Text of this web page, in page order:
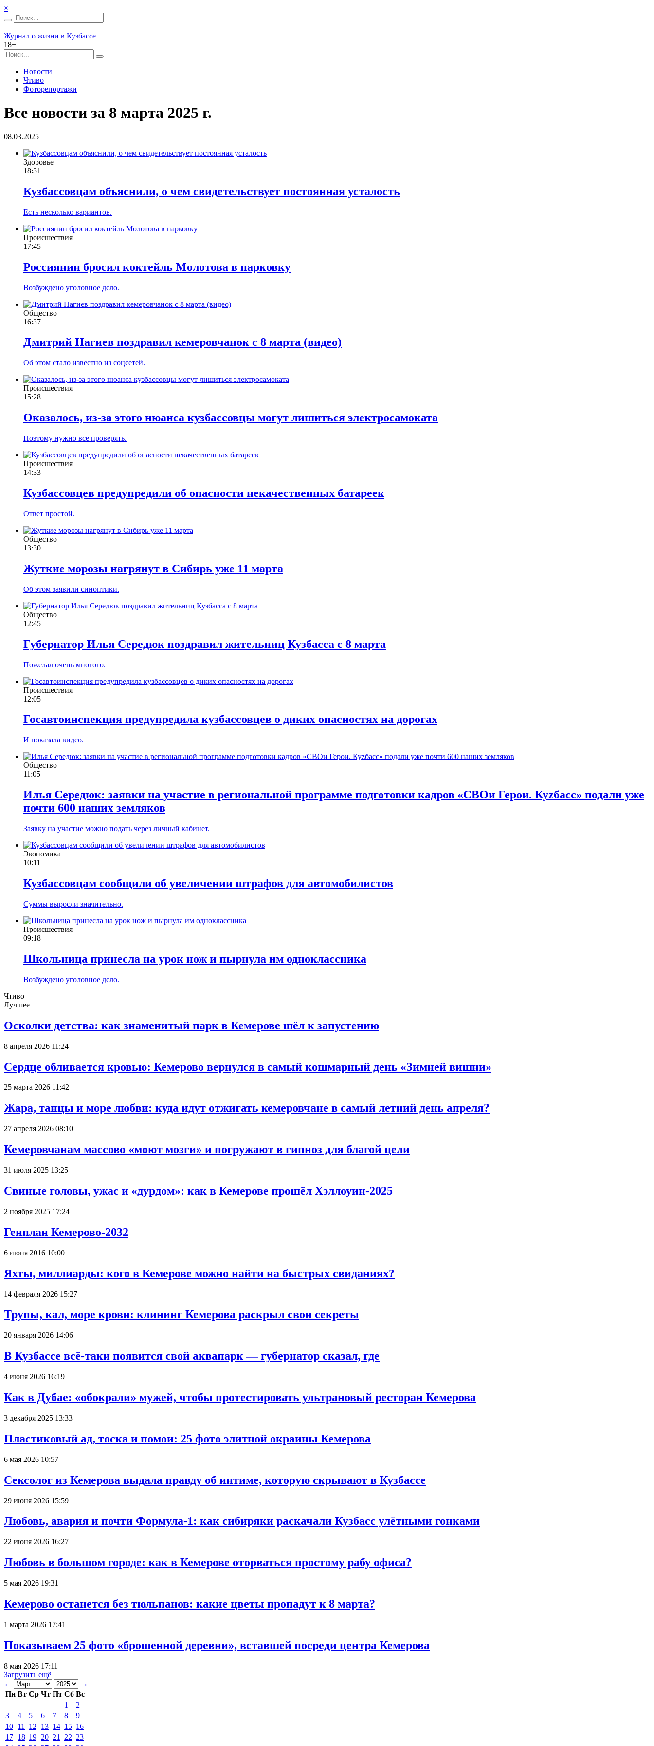
×
Журнал о жизни в Кузбассе
18+
Новости
Чтиво
Фоторепортажи
Все новости за 8 марта 2025 г.
08.03.2025
Здоровье
18:31
Кузбассовцам объяснили, о чем свидетельствует постоянная усталость
Есть несколько вариантов.
Происшествия
17:45
Россиянин бросил коктейль Молотова в парковку
Возбуждено уголовное дело.
Общество
16:37
Дмитрий Нагиев поздравил кемеровчанок с 8 марта (видео)
Об этом стало известно из соцсетей.
Происшествия
15:28
Оказалось, из-за этого нюанса кузбассовцы могут лишиться электросамоката
Поэтому нужно все проверять.
Происшествия
14:33
Кузбассовцев предупредили об опасности некачественных батареек
Ответ простой.
Общество
13:30
Жуткие морозы нагрянут в Сибирь уже 11 марта
Об этом заявили синоптики.
Общество
12:45
Губернатор Илья Середюк поздравил жительниц Кузбасса с 8 марта
Пожелал очень многого.
Происшествия
12:05
Госавтоинспекция предупредила кузбассовцев о диких опасностях на дорогах
И показала видео.
Общество
11:05
Илья Середюк: заявки на участие в региональной программе подготовки кадров «СВОи Герои. Куzбасс» подали уже
почти 600 наших земляков
Заявку на участие можно подать через личный кабинет.
Экономика
10:11
Кузбассовцам сообщили об увеличении штрафов для автомобилистов
Суммы выросли значительно.
Происшествия
09:18
Школьница принесла на урок нож и пырнула им одноклассника
Возбуждено уголовное дело.
Чтиво
Лучшее
Осколки детства: как знаменитый парк в Кемерове шёл к запустению
8 апреля 2026 11:24
Сердце обливается кровью: Кемерово вернулся в самый кошмарный день «Зимней вишни»
25 марта 2026 11:42
Жара, танцы и море любви: куда идут отжигать кемеровчане в самый летний день апреля?
27 апреля 2026 08:10
Кемеровчанам массово «моют мозги» и погружают в гипноз для благой цели
31 июля 2025 13:25
Свиные головы, ужас и «дурдом»: как в Кемерове прошёл Хэллоуин-2025
2 ноября 2025 17:24
Генплан Кемерово-2032
6 июня 2016 10:00
Яхты, миллиарды: кого в Кемерове можно найти на быстрых свиданиях?
14 февраля 2026 15:27
Трупы, кал, море крови: клининг Кемерова раскрыл свои секреты
20 января 2026 14:06
В Кузбассе всё-таки появится свой аквапарк — губернатор сказал, где
4 июня 2026 16:19
Как в Дубае: «обокрали» мужей, чтобы протестировать ультрановый ресторан Кемерова
3 декабря 2025 13:33
Пластиковый ад, тоска и помои: 25 фото элитной окраины Кемерова
6 мая 2026 10:57
Сексолог из Кемерова выдала правду об интиме, которую скрывают в Кузбассе
29 июня 2026 15:59
Любовь, авария и почти Формула-1: как сибиряки раскачали Кузбасс улётными гонками
22 июня 2026 16:27
Любовь в большом городе: как в Кемерове оторваться простому рабу офиса?
5 мая 2026 19:31
Кемерово останется без тюльпанов: какие цветы пропадут к 8 марта?
1 марта 2026 17:41
Показываем 25 фото «брошенной деревни», вставшей посреди центра Кемерова
8 мая 2026 17:11
Загрузить ещё
←
→
Пн Вт Ср Чт Пт Сб Вс
1
2
3
4 5 6 7 8
9
10 11 12 13 14 15 16
17 18 19 20 21 22 23